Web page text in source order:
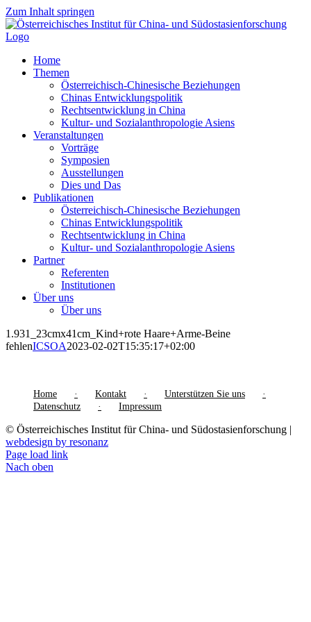
Zum Inhalt springen
Home
Themen
Österreichisch-Chinesische Beziehungen
Chinas Entwicklungspolitik
Rechtsentwicklung in China
Kultur- und Sozialanthropologie Asiens
Veranstaltungen
Vorträge
Symposien
Ausstellungen
Dies und Das
Publikationen
Österreichisch-Chinesische Beziehungen
Chinas Entwicklungspolitik
Rechtsentwicklung in China
Kultur- und Sozialanthropologie Asiens
Partner
Referenten
Institutionen
Über uns
Über uns
1.931_23cmx41cm_Kind+rote Haare+Arme-Beine
fehlenICSOA2023-02-02T15:35:17+02:00
Home Kontakt
Unterstützen Sie uns
Datenschutz
Impressum
© Österreichisches Institut für China- und Südostasienforschung |
webdesign by resonanz
Page load link
Nach oben